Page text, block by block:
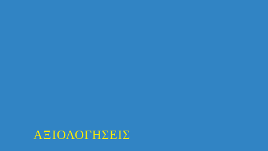
ΑΞΙΟΛΟΓΉΣΕΙΣ